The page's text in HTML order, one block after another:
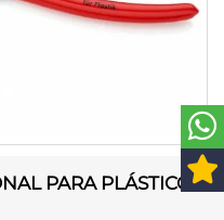
PARA PLÁSTICO -